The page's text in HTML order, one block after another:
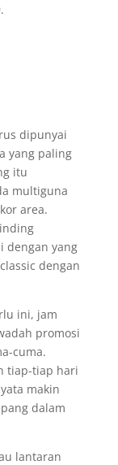
dipunyai
yang paling
itu
multiguna
area.
dengan yang
dengan
ini, jam
promosi
cuma.
tiap-tiap hari
makin
dalam
lantaran